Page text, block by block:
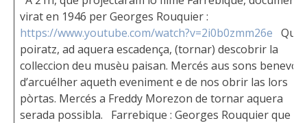
virat en 1946 per Georges Rouquier :
https://www.youtube.com/watch?v=2i0b0zmm26e Que
poiratz, ad aquera escadença, (tornar) descobrir la
colleccion deu musèu paisan. Mercés aus sons
d’arcuélher aqueth eveniment e de nos obrir las lors
pòrtas. Mercés a Freddy Morezon de tornar aquera
serada possibla. Farrebique : Georges Rouquier que